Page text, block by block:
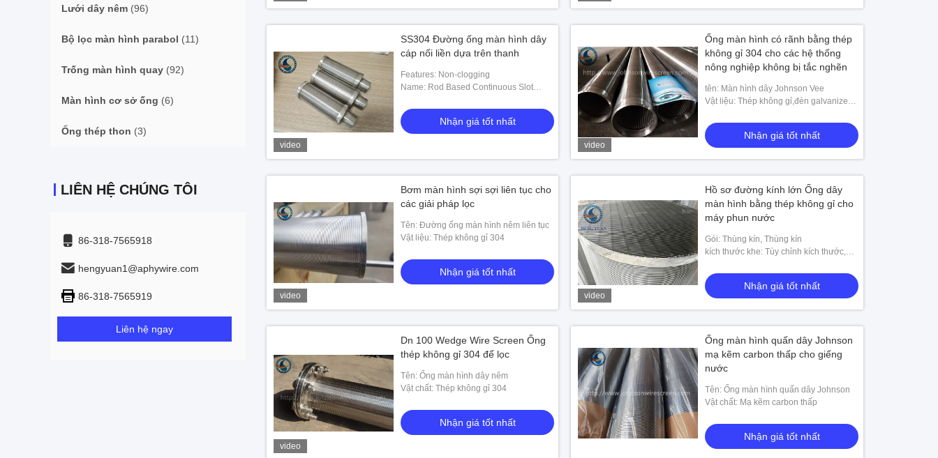
Lưới dây nêm (96)
Bộ lọc màn hình parabol (11)
Trống màn hình quay (92)
Màn hình cơ sở ống (6)
Ống thép thon (3)
LIÊN HỆ CHÚNG TÔI
86-318-7565918
hengyuan1@aphywire.com
86-318-7565919
Liên hệ ngay
video
SS304 Đường ống màn hình dây
cáp nối liền dựa trên thanh
Features: Non-clogging
Name: Rod Based Continuous Slot
Nhận giá tốt nhất
video
Ống màn hình có rãnh bằng thép
không gỉ 304 cho các hệ thống
nông nghiệp không bị tắc nghẽn
tên: Màn hình dây Johnson Vee
Vật liệu: Thép không gỉ,đèn galvanized
Nhận giá tốt nhất
video
Bơm màn hình sợi sợi liên tục cho
các giải pháp lọc
Tên: Đường ống màn hình nêm liên tục
Vật liệu: Thép không gỉ 304
Nhận giá tốt nhất
video
Hồ sơ đường kính lớn Ống dây
màn hình bằng thép không gỉ cho
máy phun nước
Gói: Thùng kín, Thùng kín
kích thước khe: Tùy chỉnh kích thước,
Nhận giá tốt nhất
video
Dn 100 Wedge Wire Screen Ống
thép không gỉ 304 để lọc
Tên: Ống màn hình dây nêm
Vật chất: Thép không gỉ 304
Nhận giá tốt nhất
Ống màn hình quấn dây Johnson
mạ kẽm carbon thấp cho giếng
nước
Tên: Ống màn hình quấn dây Johnson
Vật chất: Mạ kẽm carbon thấp
Nhận giá tốt nhất